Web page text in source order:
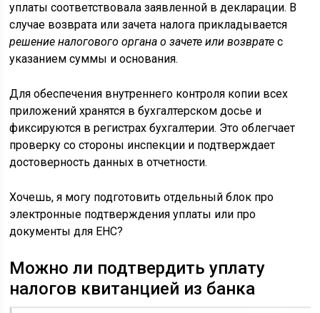
уплаты соответствовала заявленной в декларации. В
случае возврата или зачета налога прикладывается
решение налогового органа о зачете или возврате с
указанием суммы и основания.
Для обеспечения внутреннего контроля копии всех
приложений хранятся в бухгалтерском досье и
фиксируются в регистрах бухгалтерии. Это облегчает
проверку со стороны инспекции и подтверждает
достоверность данных в отчетности.
Хочешь, я могу подготовить отдельный блок про
электронные подтверждения уплаты или про
документы для ЕНС?
Можно ли подтвердить уплату
налогов квитанцией из банка